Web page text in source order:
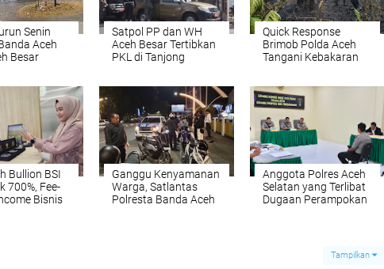
Senin
Aceh
Besar
Satpol PP dan WH
Aceh Besar Tertibkan
PKL di Tanjong
Quick Response
Brimob Polda Aceh
Tangani Kebakaran
Bullion BSI
700%, Fee-
Bisnis
Ganggu Kenyamanan
Warga, Satlantas
Polresta Banda Aceh
Anggota Polres Aceh
Selatan yang Terlibat
Dugaan Perampokan
Dengan HormatTampilkan